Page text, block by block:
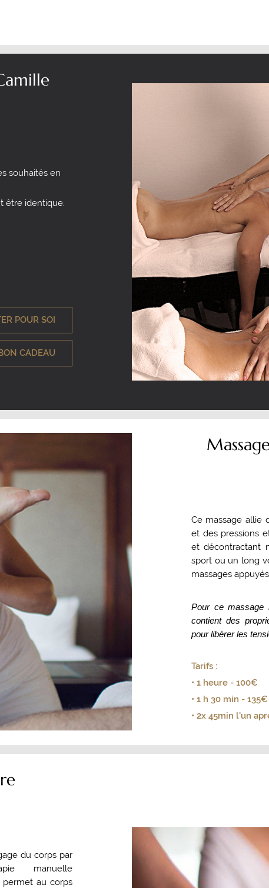
souhaités en
être identique.
POUR SOI
CADEAU
Ce massage allie
et des pressions
et décontractant
sport ou un long
massages
Pour ce massage
contient des
pour libérer les
Tarifs :
• 1 heure - 100€
• 1 h 30 min - 135€
• 2x 45min l'un
du corps par
manuelle
permet au corps